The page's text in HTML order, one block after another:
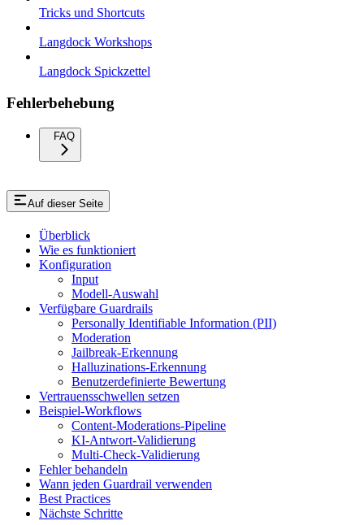
Tricks und Shortcuts
Langdock Workshops
Langdock Spickzettel
Fehlerbehebung
FAQ
Auf dieser Seite
Überblick
Wie es funktioniert
Konfiguration
Input
Modell-Auswahl
Verfügbare Guardrails
Personally Identifiable Information (PII)
Moderation
Jailbreak-Erkennung
Halluzinations-Erkennung
Benutzerdefinierte Bewertung
Vertrauensschwellen setzen
Beispiel-Workflows
Content-Moderations-Pipeline
KI-Antwort-Validierung
Multi-Check-Validierung
Fehler behandeln
Wann jeden Guardrail verwenden
Best Practices
Nächste Schritte